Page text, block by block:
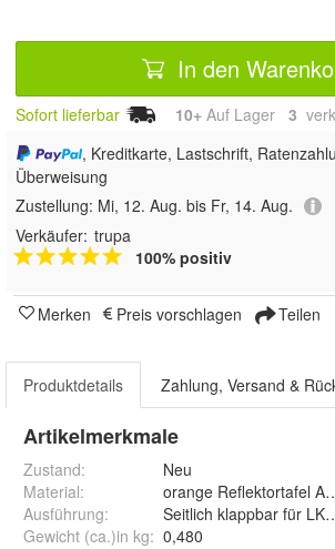
In den
Sofort lieferbar 10+ Auf Lager 3
, Kreditkarte, Lastschrift,
Überweisung
Zustellung: Mi, 12. Aug. bis Fr, 14. Aug.
Verkäufer: trupa
100% positiv
Merken Preis vorschlagen Teilen
Produktdetails Zahlung, Versand &
Artikelmerkmale
Zustand:
Neu
Material:
orange Reflektortafel
Ausführung:
Seitlich klappbar für
Gewicht (ca.)in kg: 0,480